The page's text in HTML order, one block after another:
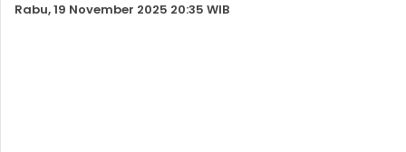
Rabu, 19 November 2025 20:35 WIB